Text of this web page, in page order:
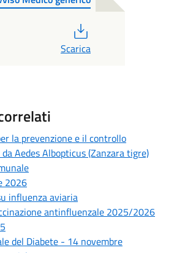
Scarica
la prevenzione e il controllo
Aedes Albopticus (Zanzara tigre)
2026
influenza aviaria
antinfluenzale 2025/2026
del Diabete - 14 novembre